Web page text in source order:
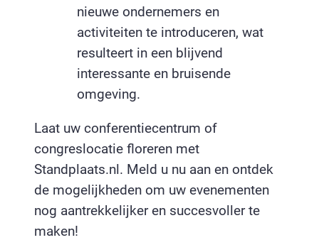
nieuwe ondernemers en
activiteiten te introduceren, wat
resulteert in een blijvend
interessante en bruisende
omgeving.
Laat uw conferentiecentrum of
congreslocatie floreren met
Standplaats.nl. Meld u nu aan en ontdek
de mogelijkheden om uw evenementen
nog aantrekkelijker en succesvoller te
maken!